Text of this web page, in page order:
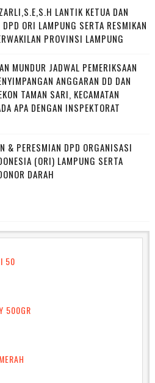
LANTIK KETUA DAN
DPD ORI LAMPUNG SERTA RESMIKAN
PROVINSI LAMPUNG
MUNDUR JADWAL PEMERIKSAAN
ANGGARAN DD DAN
TAMAN SARI, KECAMATAN
APA DENGAN INSPEKTORAT
& PERESMIAN DPD ORGANISASI
(ORI) LAMPUNG SERTA
DARAH
50
500GR